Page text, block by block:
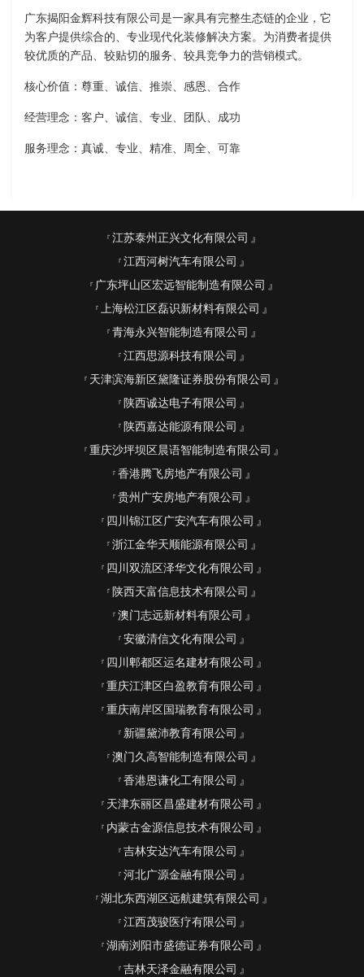
广东揭阳金辉科技有限公司是一家具有完整生态链的企业，它
为客户提供综合的、专业现代化装修解决方案。为消费者提供
较优质的产品、较贴切的服务、较具竞争力的营销模式。
核心价值：尊重、诚信、推崇、感恩、合作
经营理念：客户、诚信、专业、团队、成功
服务理念：真诚、专业、精准、周全、可靠
江苏泰州正兴文化有限公司
江西河树汽车有限公司
广东坪山区宏远智能制造有限公司
上海松江区磊识新材料有限公司
青海永兴智能制造有限公司
江西思源科技有限公司
天津滨海新区黛隆证券股份有限公司
陕西诚达电子有限公司
陕西嘉达能源有限公司
重庆沙坪坝区晨语智能制造有限公司
香港腾飞房地产有限公司
贵州广安房地产有限公司
四川锦江区广安汽车有限公司
浙江金华天顺能源有限公司
四川双流区泽华文化有限公司
陕西天富信息技术有限公司
澳门志远新材料有限公司
安徽清信文化有限公司
四川郫都区运名建材有限公司
重庆江津区白盈教育有限公司
重庆南岸区国瑞教育有限公司
新疆黛沛教育有限公司
澳门久高智能制造有限公司
香港恩谦化工有限公司
天津东丽区昌盛建材有限公司
内蒙古金源信息技术有限公司
吉林安达汽车有限公司
河北广源金融有限公司
湖北东西湖区远航建筑有限公司
江西茂骏医疗有限公司
湖南浏阳市盛德证券有限公司
吉林天泽金融有限公司